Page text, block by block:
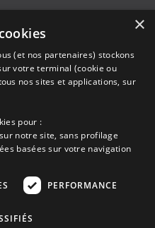
le site Armor-vacances sont sous
sont indicatives et non
par copyright Armor-vacances.
et ne touche aucune commission
d'hébergements de
annonces de location DE
vous devez obtenir du
et le descriptif de la location,
vos droits si le logement ne
×
(et nos partenaires) stockons
votre terminal (cookie ou
nos sites et applications, sur
pour :
notre site, sans profilage
basées sur votre navigation
PERFORMANCE